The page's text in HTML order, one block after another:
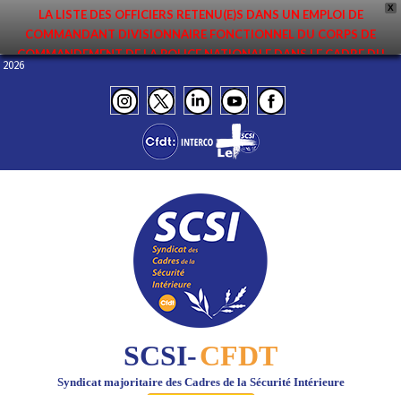
X
LA LISTE DES OFFICIERS RETENU(E)S DANS UN EMPLOI DE
COMMANDANT DIVISIONNAIRE FONCTIONNEL DU CORPS DE
COMMANDEMENT DE LA POLICE NATIONALE DANS LE CADRE DU
PREMIER MOUVEMENT 2026 A ÉTÉ DIFFUSÉE. ELLE EST DISPONIBLE EN
PAGES PROTÉGÉES DU SITE. FÉLICITATIONS AUX NOMMÉ(E)S !
2026
SCSI-CFDT
Syndicat majoritaire des Cadres de la Sécurité Intérieure